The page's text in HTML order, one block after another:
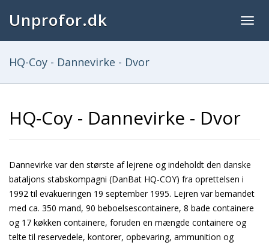
Unprofor.dk
HQ-Coy - Dannevirke - Dvor
HQ-Coy - Dannevirke - Dvor
Dannevirke var den største af lejrene og indeholdt den danske
bataljons stabskompagni (DanBat HQ-COY) fra oprettelsen i
1992 til evakueringen 19 september 1995. Lejren var bemandet
med ca. 350 mand, 90 beboelsescontainere, 8 bade containere
og 17 køkken containere, foruden en mængde containere og
telte til reservedele, kontorer, opbevaring, ammunition og